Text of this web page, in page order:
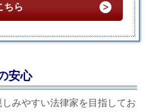
ちら
安心
みやすい法律家を目指してお